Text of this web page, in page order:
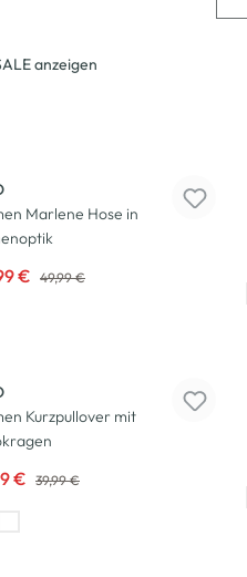
anzeigen
Marlene Hose in
€ 49,99 €
Kurzpullover mit
€ 39,99 €